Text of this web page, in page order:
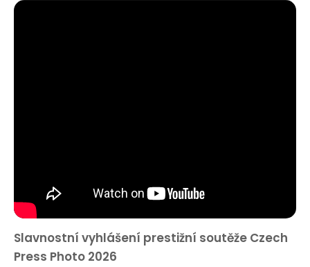
Slavnostní vyhlášení prestižní soutěže Czech
Press Photo 2026